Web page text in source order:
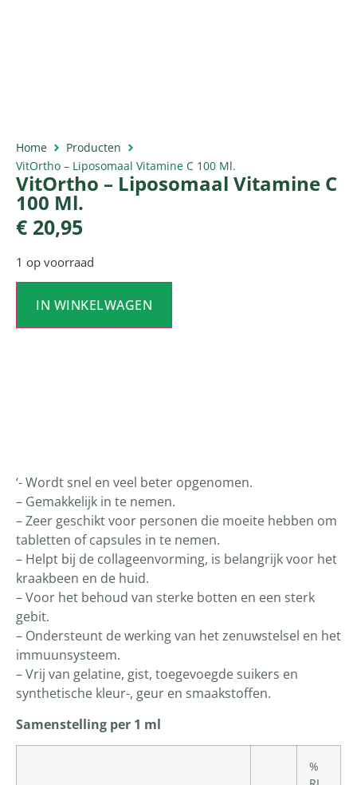
Home
Producten
VitOrtho – Liposomaal Vitamine C 100 Ml.
VitOrtho – Liposomaal Vitamine C
100 Ml.
€ 20,95
1 op voorraad
IN WINKELWAGEN
‘- Wordt snel en veel beter opgenomen.
– Gemakkelijk in te nemen.
– Zeer geschikt voor personen die moeite hebben om
tabletten of capsules in te nemen.
– Helpt bij de collageenvorming, is belangrijk voor het
kraakbeen en de huid.
– Voor het behoud van sterke botten en een sterk
gebit.
– Ondersteunt de werking van het zenuwstelsel en het
immuunsysteem.
– Vrij van gelatine, gist, toegevoegde suikers en
synthetische kleur-, geur en smaakstoffen.
Samenstelling per 1 ml
%